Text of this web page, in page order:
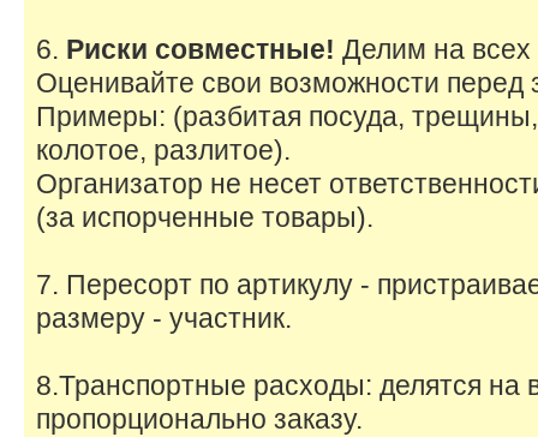
6. Риски совместные! Делим на всех
Оценивайте свои возможности перед
Примеры: (разбитая посуда,
колотое, разлитое).
Организатор не несет
(за испорченные товары).
7. Пересорт по артикулу -
размеру - участник.
8.Транспортные расходы: делятся на
пропорционально заказу.